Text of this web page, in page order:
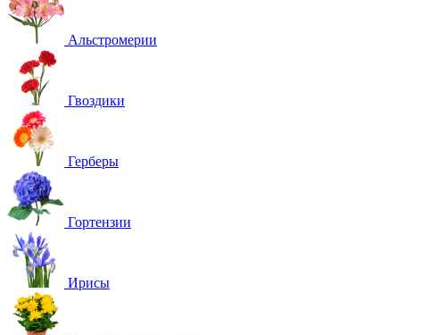
Альстромерии
Гвоздики
Герберы
Гортензии
Ирисы